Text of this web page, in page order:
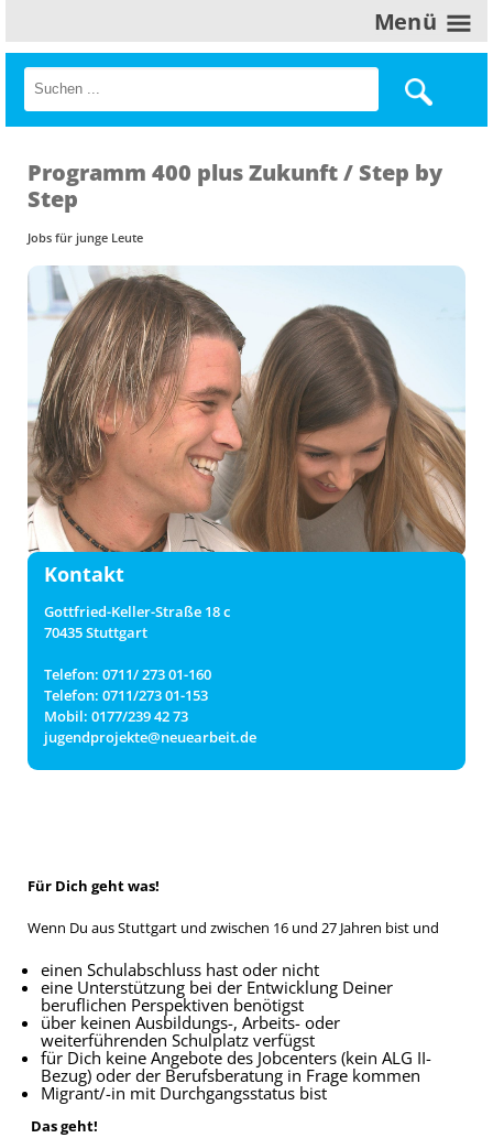
Menü
Programm 400 plus Zukunft / Step by
Step
Jobs für junge Leute
Für Dich geht was!
Wenn Du aus Stuttgart und zwischen 16 und 27 Jahren bist und
einen Schulabschluss hast oder nicht
eine Unterstützung bei der Entwicklung Deiner
beruflichen Perspektiven benötigst
über keinen Ausbildungs-, Arbeits- oder
weiterführenden Schulplatz verfügst
für Dich keine Angebote des Jobcenters (kein ALG II-
Bezug) oder der Berufsberatung in Frage kommen
Migrant/-in mit Durchgangsstatus bist
Das geht!
Kontakt
Gottfried-Keller-Straße 18 c
70435 Stuttgart
Telefon: 0711/ 273 01-160
Telefon: 0711/273 01-153
Mobil: 0177/239 42 73
jugendprojekte@neuearbeit.de